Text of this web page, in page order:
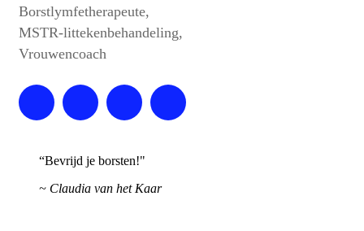
Borstlymfetherapeute,
MSTR-littekenbehandeling,
Vrouwencoach
“Bevrijd je borsten!"
~ Claudia van het Kaar